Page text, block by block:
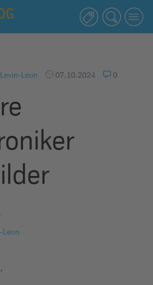
Levin-Leon 07.10.2024 0
Leon